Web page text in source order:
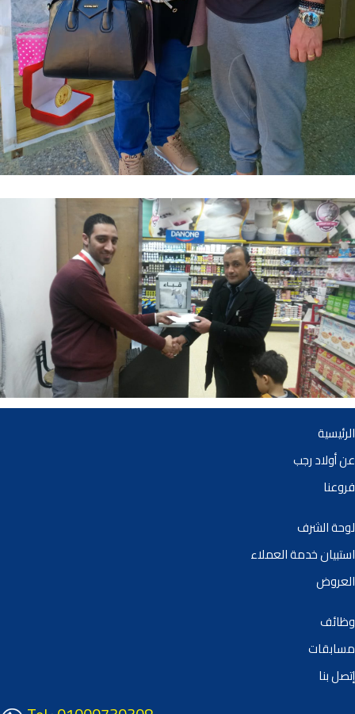
الرئيسية
عن أولاد رجب
فروعنا
لوحة الشرف
استبيان خدمة العملاء
العروض
وظائف
مسابقات
إتصل بنا